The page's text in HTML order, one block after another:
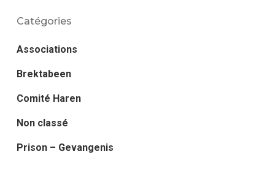
Catégories
Associations
Brektabeen
Comité Haren
Non classé
Prison – Gevangenis